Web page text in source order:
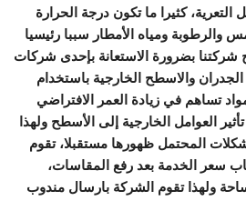
التعرية، كثيرا ما تكون درجة الحرارة
والرطوبة ومياه الأمطار سببا رئيسيا
شركتنا بضرورة الاستعانة بإحدى شركات
والاسطح الخارجية باستخدام
تساهم في زيادة العمر الافتراضي
العوامل الخارجية إلى الأسطح ولهذا
المحتمل ظهورها مستقبلا، تقوم
سعر الخدمة بعد رفع المقاسات،
ولهذا تقوم الشركة بارسال مندوب